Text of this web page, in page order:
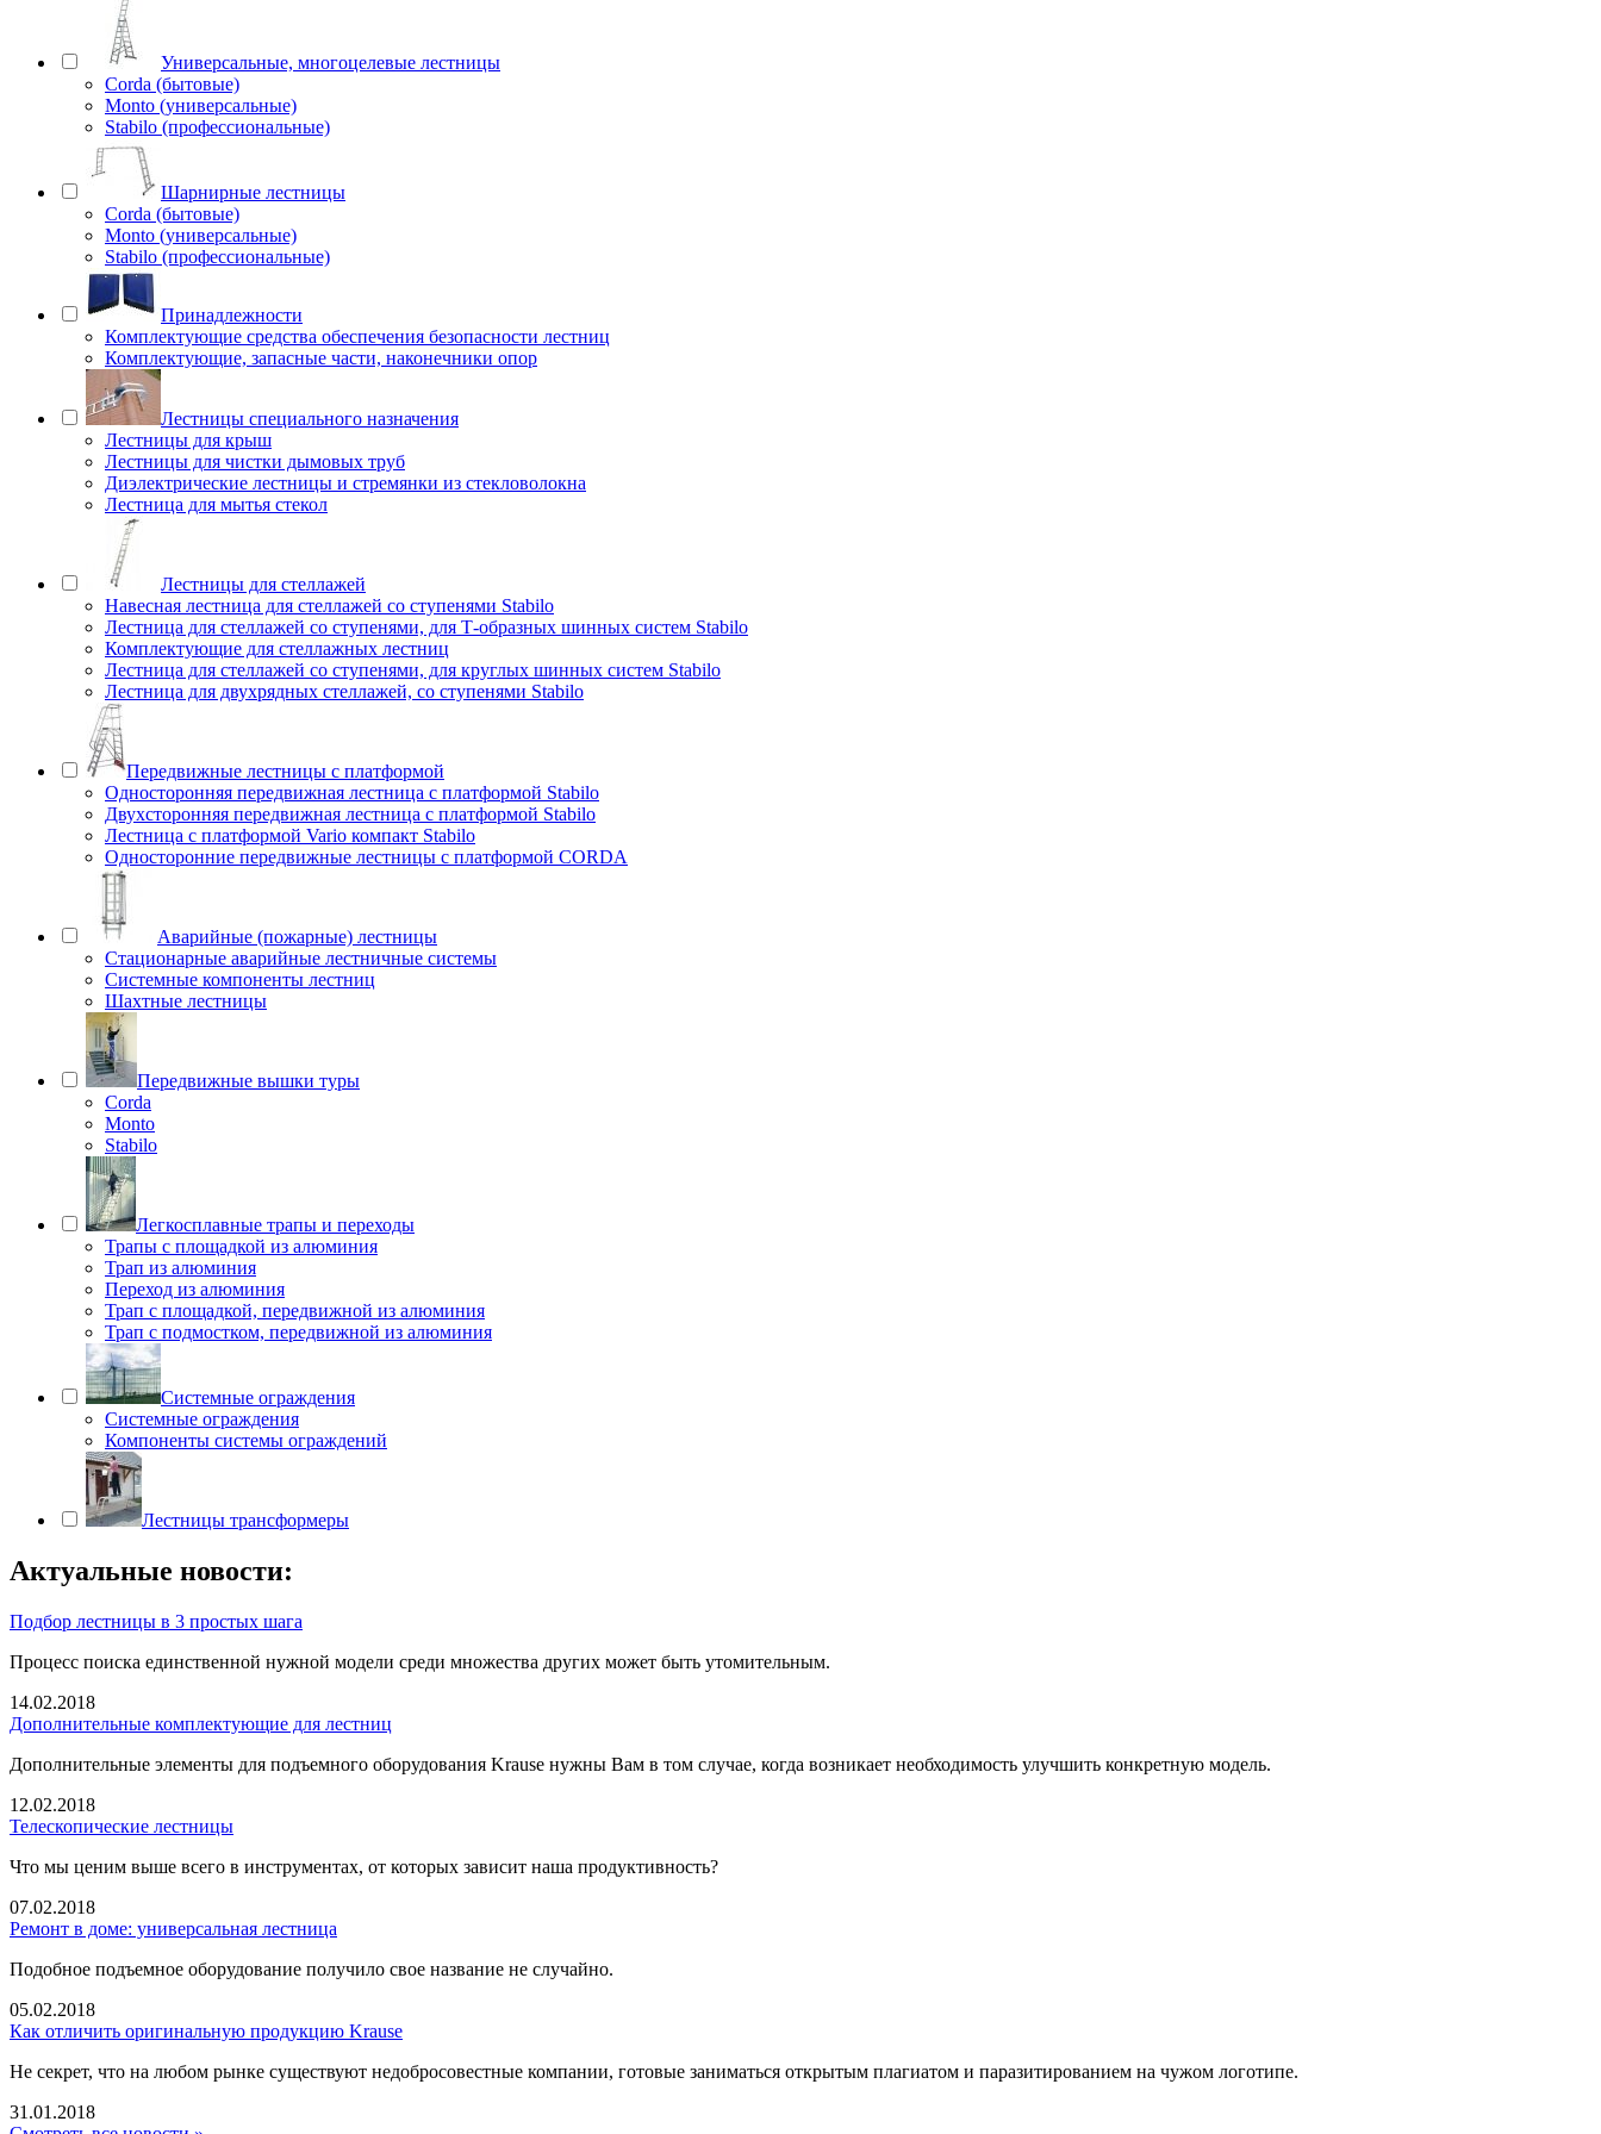
Универсальные, многоцелевые лестницы
Corda (бытовые)
Monto (универсальные)
Stabilo (профессиональные)
Шарнирные лестницы
Corda (бытовые)
Monto (универсальные)
Stabilo (профессиональные)
Принадлежности
Комплектующие средства обеспечения безопасности лестниц
Комплектующие, запасные части, наконечники опор
Лестницы специального назначения
Лестницы для крыш
Лестницы для чистки дымовых труб
Диэлектрические лестницы и стремянки из стекловолокна
Лестница для мытья стекол
Лестницы для стеллажей
Навесная лестница для стеллажей со ступенями Stabilo
Лестница для стеллажей со ступенями, для Т-образных шинных систем Stabilo
Комплектующие для стеллажных лестниц
Лестница для стеллажей со ступенями, для круглых шинных систем Stabilo
Лестница для двухрядных стеллажей, со ступенями Stabilo
Передвижные лестницы с платформой
Односторонняя передвижная лестница с платформой Stabilo
Двухсторонняя передвижная лестница с платформой Stabilo
Лестница с платформой Vario компакт Stabilo
Односторонние передвижные лестницы с платформой CORDA
Аварийные (пожарные) лестницы
Стационарные аварийные лестничные системы
Системные компоненты лестниц
Шахтные лестницы
Передвижные вышки туры
Corda
Monto
Stabilo
Легкосплавные трапы и переходы
Трапы с площадкой из алюминия
Трап из алюминия
Переход из алюминия
Трап с площадкой, передвижной из алюминия
Трап с подмостком, передвижной из алюминия
Системные ограждения
Системные ограждения
Компоненты системы ограждений
Лестницы трансформеры
Актуальные новости:
Подбор лестницы в 3 простых шага
Процесс поиска единственной нужной модели среди множества других может быть утомительным.
14.02.2018
Дополнительные комплектующие для лестниц
Дополнительные элементы для подъемного оборудования Krause нужны Вам в том случае, когда возникает необходимость улучшить конкретную модель.
12.02.2018
Телескопические лестницы
Что мы ценим выше всего в инструментах, от которых зависит наша продуктивность?
07.02.2018
Ремонт в доме: универсальная лестница
Подобное подъемное оборудование получило свое название не случайно.
05.02.2018
Как отличить оригинальную продукцию Krause
Не секрет, что на любом рынке существуют недобросовестные компании, готовые заниматься открытым плагиатом и паразитированием на чужом логотипе.
31.01.2018